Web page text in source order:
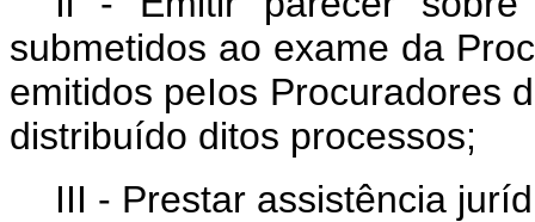
submetidos ao exame da
emitidos peIos Procuradores
distribuído ditos processos;
III - Prestar assistência